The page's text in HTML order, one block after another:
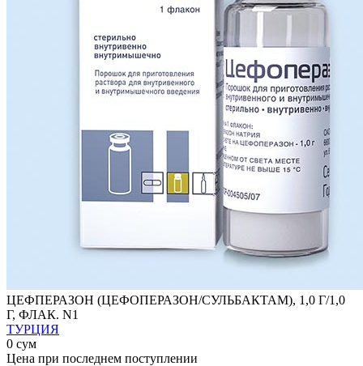
ЦЕФПЕРАЗОН (ЦЕФОПЕРАЗОН/СУЛЬБАКТАМ), 1,0 Г/1,0
Г, ФЛАК. N1
ТУРЦИЯ
0 сум
Цена при последнем поступлении